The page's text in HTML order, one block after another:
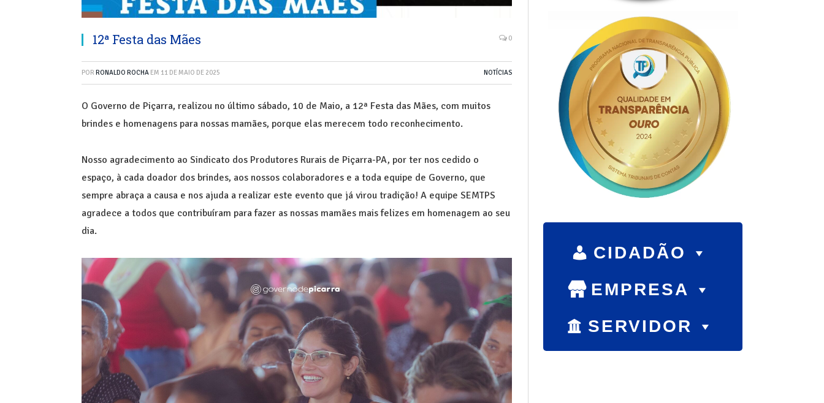
12ª Festa das Mães 0
POR RONALDO ROCHA EM 11 DE MAIO DE 2025 NOTÍCIAS
O Governo de Piçarra, realizou no último sábado, 10 de Maio, a 12ª Festa das Mães, com muitos
brindes e homenagens para nossas mamães, porque elas merecem todo reconhecimento.
Nosso agradecimento ao Sindicato dos Produtores Rurais de Piçarra-PA, por ter nos cedido o
espaço, à cada doador dos brindes, aos nossos colaboradores e a toda equipe de Governo, que
sempre abraça a causa e nos ajuda a realizar este evento que já virou tradição! A equipe SEMTPS
agradece a todos que contribuíram para fazer as nossas mamães mais felizes em homenagem ao seu
dia.
CIDADÃO
EMPRESA
SERVIDOR